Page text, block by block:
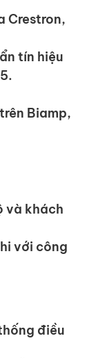
Crestron,
tín hiệu
Biamp,
và khách
với công
điều